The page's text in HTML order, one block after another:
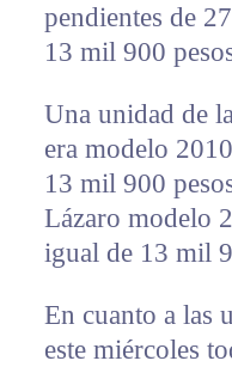
pendientes de
13 mil 900
Una unidad de
era modelo
13 mil 900
Lázaro modelo
igual de 13 mil
En cuanto a las
este miércoles